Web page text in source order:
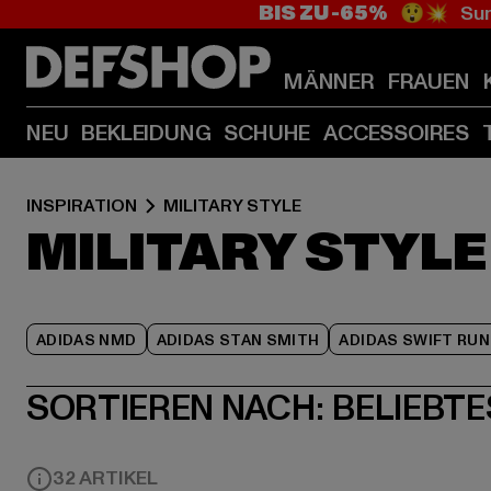
BIS ZU -65% 😲💥
MÄNNER FRAUEN
NEU BEKLEIDUNG SCHUHE ACCESSOIRES
INSPIRATION MILITARY STYLE
MILITARY STYLE
ADIDAS NMD ADIDAS STAN SMITH ADIDAS SWIFT RUN
SORTIEREN NACH:
32 ARTIKEL